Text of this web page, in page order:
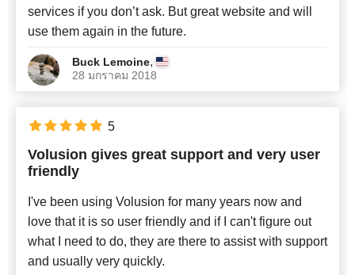
services if you don’t ask. But great website and will
use them again in the future.
Buck Lemoine,
28 มกราคม 2018
Volusion gives great support and very user
friendly
I've been using Volusion for many years now and
love that it is so user friendly and if I can't figure out
what I need to do, they are there to assist with support
and usually very quickly.
5